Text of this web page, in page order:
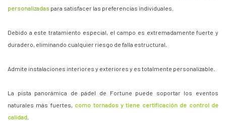
personalizadas para satisfacer las preferencias individuales.
Debido a este tratamiento especial, el campo es extremadamente fuerte y
duradero, eliminando cualquier riesgo de falla estructural.
Admite instalaciones interiores y exteriores y es totalmente personalizable.
La pista panorámica de pádel de Fortune puede soportar los eventos
naturales más fuertes, como tornados y tiene certificación de control de
calidad